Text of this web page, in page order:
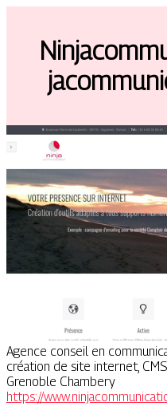
Agence conseil en
création de site internet,
Grenoble Chambery
https://